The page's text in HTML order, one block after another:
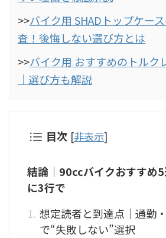
>>バイク用 SHADトップケー
査！後悔しない選び方とは
>>バイク用 おすすめのトルク
｜選び方も解説
目次 [非表示]
結論｜90ccバイクおすすめ
に3行で
想定読者と到達点｜通勤
で“失敗しない”選択